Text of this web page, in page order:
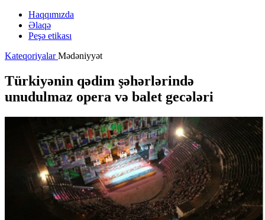
Haqqımızda
Əlaqə
Peşə etikası
KateqoriyalarMədəniyyət
Türkiyənin qədim şəhərlərində
unudulmaz opera və balet gecələri